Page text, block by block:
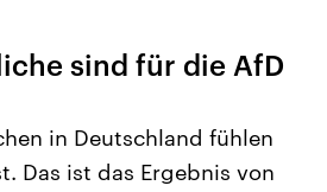
sind für die AfD
in Deutschland fühlen
Das ist das Ergebnis von